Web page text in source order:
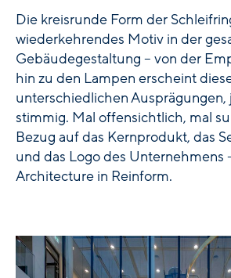
Die kreisrunde Form der
wiederkehrendes Motiv in der
Gebäudegestaltung – von der
hin zu den Lampen erscheint
unterschiedlichen
stimmig. Mal offensichtlich, mal
Bezug auf das Kernprodukt, das
und das Logo des Unternehmens
Architecture in Reinform.